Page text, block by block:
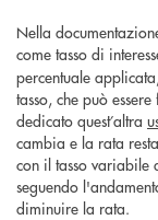
Nella
come tasso di
percentuale
tasso, che può
dedicato quest’altra
cambia e la rata
con il tasso variabile
seguendo
diminuire la rata.